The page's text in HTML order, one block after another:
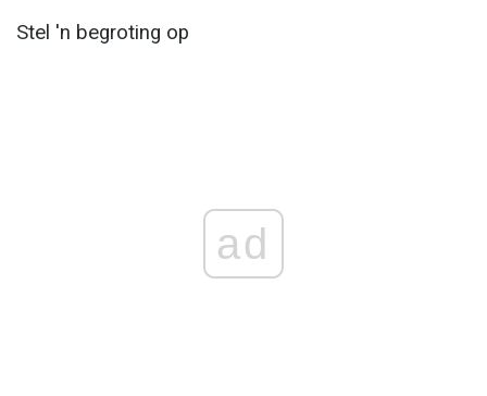
Stel 'n begroting op
ad